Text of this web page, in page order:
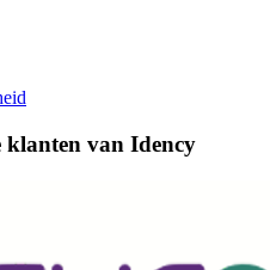
klanten van Idency